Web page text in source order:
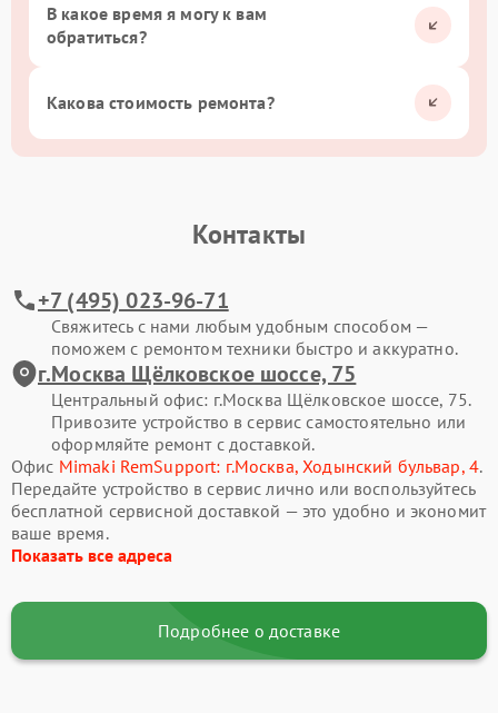
В какое время я могу к вам
обратиться?
Какова стоимость ремонта?
Контакты
+7 (495) 023-96-71
Свяжитесь с нами любым удобным способом —
поможем с ремонтом техники быстро и аккуратно.
г.Москва Щёлковское шоссе, 75
Центральный офис: г.Москва Щёлковское шоссе, 75.
Привозите устройство в сервис самостоятельно или
оформляйте ремонт с доставкой.
Офис Mimaki RemSupport: г.Москва, Ходынский бульвар, 4.
Передайте устройство в сервис лично или воспользуйтесь
бесплатной сервисной доставкой — это удобно и экономит
ваше время.
Показать все адреса
Подробнее о доставке